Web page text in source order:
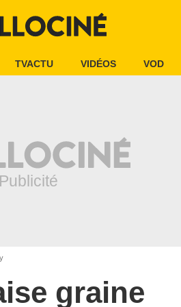
TVACTU VIDÉOS VOD
graine